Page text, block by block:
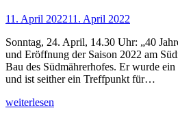
11. April 202211. April 2022
Sonntag, 24. April, 14.30 Uhr: „40
und Eröffnung der Saison 2022 am
Bau des Südmährerhofes. Er wurde
und ist seither ein Treffpunkt für…
weiterlesen